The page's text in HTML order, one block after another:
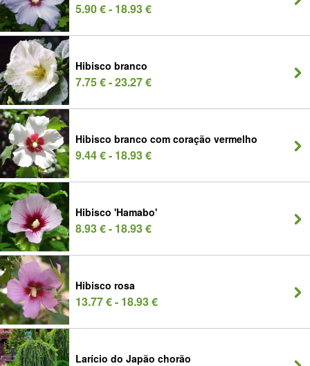
5.90 € - 18.93 €
Hibisco branco
7.75 € - 23.27 €
Hibisco branco com coração vermelho
9.44 € - 18.93 €
Hibisco 'Hamabo'
8.93 € - 18.93 €
Hibisco rosa
13.77 € - 18.93 €
Larício do Japão chorão